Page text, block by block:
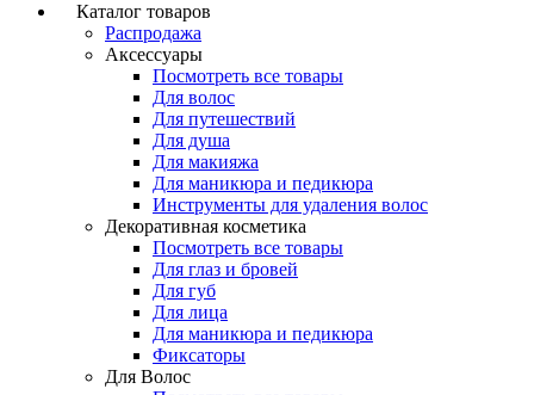
Каталог товаров
Распродажа
Аксессуары
Посмотреть все товары
Для волос
Для путешествий
Для душа
Для макияжа
Для маникюра и педикюра
Инструменты для удаления волос
Декоративная косметика
Посмотреть все товары
Для глаз и бровей
Для губ
Для лица
Для маникюра и педикюра
Фиксаторы
Для Волос